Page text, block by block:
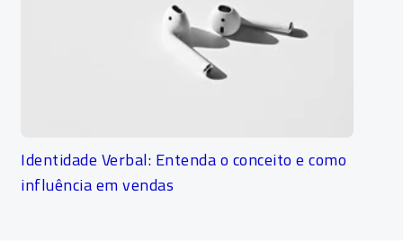
Identidade Verbal: Entenda o conceito e como
influência em vendas